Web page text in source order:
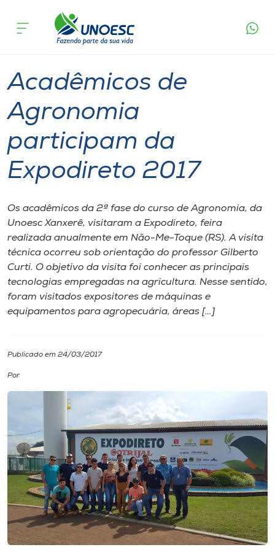
Cursos
Pesquisa
Atendimento ao Estudante
Portal de Ensino
A
Internacionalização
I.nova
Cultura
CPA
Biblioteca
Editora
Rádio
acontece
Acadêmicos de
Agronomia
participam da
Expodireto 2017
Os acadêmicos da 2ª fase do curso de Agronomia, da
Unoesc Xanxerê, visitaram a Expodireto, feira
realizada anualmente em Não-Me-Toque (RS). A visita
técnica ocorreu sob orientação do professor Gilberto
Curti. O objetivo da visita foi conhecer as principais
tecnologias empregadas na agricultura. Nesse sentido,
foram visitados expositores de máquinas e
equipamentos para agropecuária, áreas […]
Publicado em 24/03/2017
Por